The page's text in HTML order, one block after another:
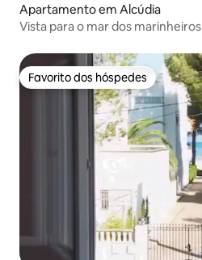
Apartamento em Alcúdia
Vista para o mar dos marinheiros
Favorito dos hóspedes
Favorito dos hóspedes